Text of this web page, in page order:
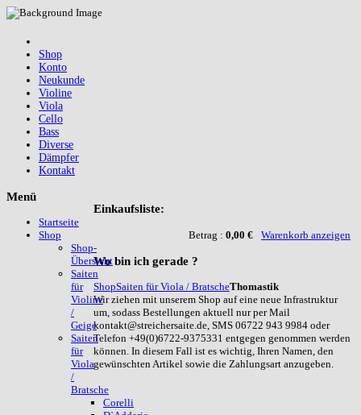
Shop
Konto
Neukunde
Violine
Viola
Cello
Bass
Diverse
Dämpfer
Kontakt
Einkaufsliste:
Betrag : 0,00 € Warenkorb anzeigen
Wobin ich gerade ?
ShopSaiten für Viola / BratscheThomastik
Wir ziehen mit unserem Shop auf eine neue Infrastruktur
um, sodass Bestellungen aktuell nur per Mail
kontakt@streichersaite.de, SMS 06722 943 9984 oder
Telefon +49(0)6722-9375331 entgegen genommen werden
können. In diesem Fall ist es wichtig, Ihren Namen, den
gewünschten Artikel sowie die Zahlungsart anzugeben.
Menü
Startseite
Shop
Shop-
Übersicht
Saiten
für
Violine
/
Geige
Saiten
für
Viola
/
Bratsche
Corelli